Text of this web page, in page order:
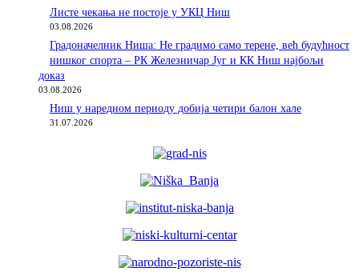
Листе чекања не постоје у УКЦ Ниш
03.08.2026
Градоначелник Ниша: Не градимо само терене, већ будућност
нишког спорта – РК Железничар Југ и КК Ниш најбољи
доказ
03.08.2026
Ниш у наредном периоду добија четири балон хале
31.07.2026